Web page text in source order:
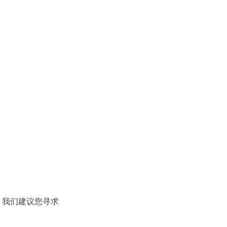
们建议您寻求